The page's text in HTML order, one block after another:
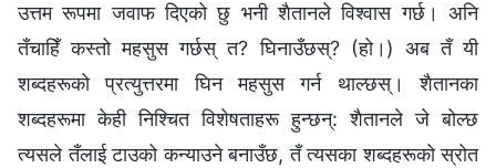
उत्तम रूपमा जवाफ दिएको छु भनी शैतानले विश्‍वास गर्छ। अनि
तँचाहिँ कस्तो महसुस गर्छस् त? घिनाउँछस्? (हो।) अब तँ यी
शब्दहरूको प्रत्युत्तरमा घिन महसुस गर्न थाल्छस्। शैतानका
शब्दहरूमा केही निश्‍चित विशेषताहरू हुन्छन्: शैतानले जे बोल्छ
त्यसले तँलाई टाउको कन्याउने बनाउँछ, तँ त्यसका शब्दहरूको स्रोत